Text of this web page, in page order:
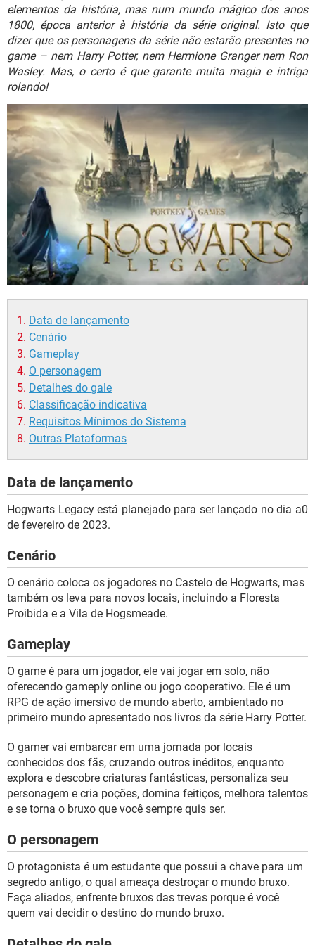
GUIA DE COMPRAS
elementos da história, mas num mundo mágico dos anos
1800, época anterior à história da série original. Isto que
dizer que os personagens da série não estarão presentes no
game – nem Harry Potter, nem Hermione Granger nem Ron
Wasley. Mas, o certo é que garante muita magia e intriga
rolando!
Data de lançamento
Cenário
Gameplay
O personagem
Detalhes do gale
Classificação indicativa
Requisitos Mínimos do Sistema
Outras Plataformas
Data de lançamento
Hogwarts Legacy está planejado para ser lançado no dia a0
de fevereiro de 2023.
Cenário
O cenário coloca os jogadores no Castelo de Hogwarts, mas
também os leva para novos locais, incluindo a Floresta
Proibida e a Vila de Hogsmeade.
Gameplay
O game é para um jogador, ele vai jogar em solo, não
oferecendo gameply online ou jogo cooperativo. Ele é um
RPG de ação imersivo de mundo aberto, ambientado no
primeiro mundo apresentado nos livros da série Harry Potter.
O gamer vai embarcar em uma jornada por locais
conhecidos dos fãs, cruzando outros inéditos, enquanto
explora e descobre criaturas fantásticas, personaliza seu
personagem e cria poções, domina feitiços, melhora talentos
e se torna o bruxo que você sempre quis ser.
O personagem
O protagonista é um estudante que possui a chave para um
segredo antigo, o qual ameaça destroçar o mundo bruxo.
Faça aliados, enfrente bruxos das trevas porque é você
quem vai decidir o destino do mundo bruxo.